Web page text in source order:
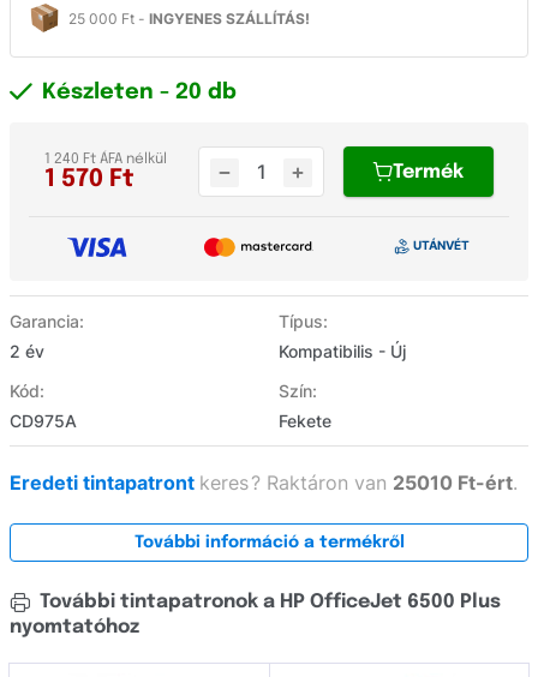
25 000 Ft - INGYENES SZÁLLÍTÁS!
Garancia:
2 év
Típus:
Kompatibilis - Új
Kód:
CD975A
Szín:
Fekete
Készleten - 20 db
1 570 Ft
1 240 Ft ÁFA nélkül
Termék
Eredeti tintapatront keres? Raktáron van 25010 Ft-ért.
További információ a termékről
További tintapatronok a HP OfficeJet 6500 Plus
nyomtatóhoz